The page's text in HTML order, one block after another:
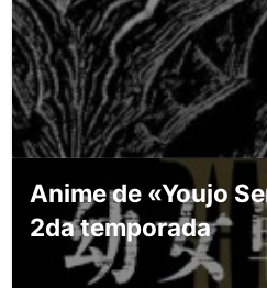
Anime de «Youjo
2da temporada